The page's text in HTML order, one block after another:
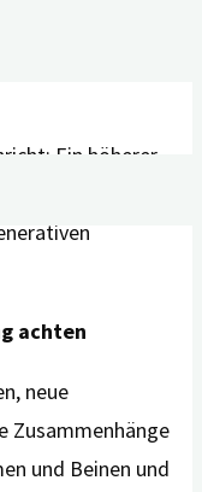
erkranken. Bei
Risiko
Ein höherer
auszuwirken,
achten
neue
Zusammenhänge
und Beinen und